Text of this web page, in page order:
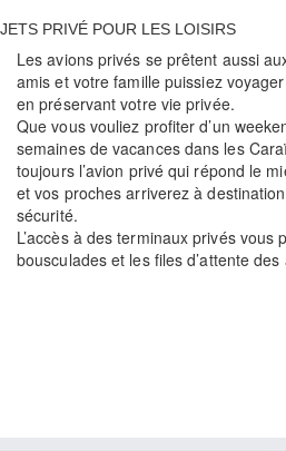
JETS PRIVÉ POUR LES LOISIRS
Les avions privés se prêtent aussi
amis et votre famille puissiez
en préservant votre vie privée.
Que vous vouliez profiter d’un
semaines de vacances dans les
toujours l’avion privé qui répond le
et vos proches arriverez à
sécurité.
L’accès à des terminaux privés vous
bousculades et les files d’attente des